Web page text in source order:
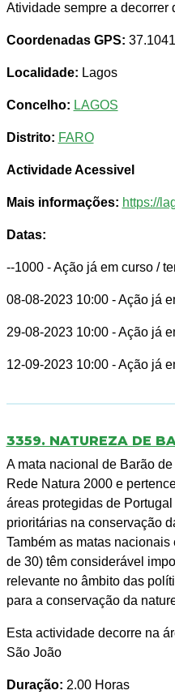
Atividade sempre a decorrer
Coordenadas GPS:
Localidade: Lagos
Concelho: LAGOS
Distrito: FARO
Actividade Acessivel
Mais informações: https://
Datas:
--1000 - Ação já em curso /
08-08-2023 10:00 - Ação já
29-08-2023 10:00 - Ação já
12-09-2023 10:00 - Ação já
3359. NATUREZA DE
A mata nacional de Barão
Rede Natura 2000 e
áreas protegidas de
prioritárias na conservação
Também as matas
de 30) têm considerável
relevante no âmbito das
para a conservação da
Esta actividade decorre na
São João
Duração: 2.00 Horas